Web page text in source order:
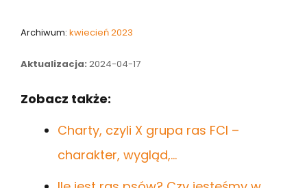
Archiwum: kwiecień 2023
Aktualizacja: 2024-04-17
Zobacz także:
Charty, czyli X grupa ras FCI –
charakter, wygląd,…